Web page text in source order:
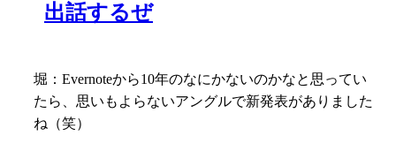
出話するぜ
堀：Evernoteから10年のなにかないのかなと思ってい
たら、思いもよらないアングルで新発表がありました
ね（笑）